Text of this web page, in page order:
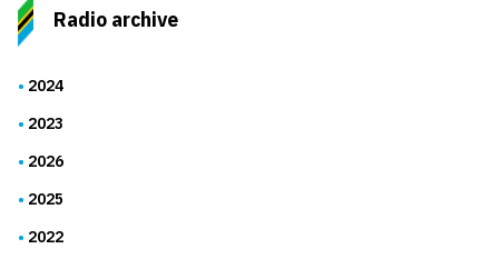
Radio archive
2024
2023
2026
2025
2022